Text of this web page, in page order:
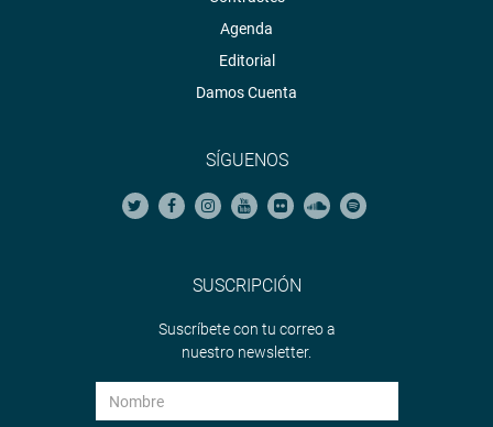
Agenda
Editorial
Damos Cuenta
SÍGUENOS
SUSCRIPCIÓN
Suscríbete con tu correo a
nuestro newsletter.